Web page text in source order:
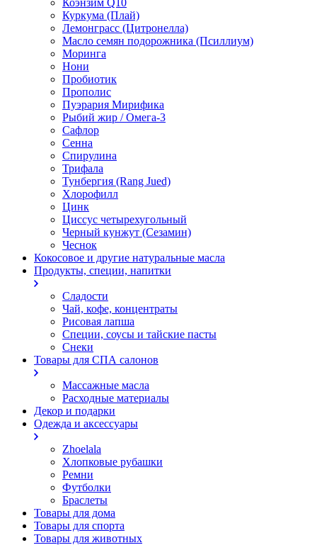
Коэнзим Q10
Куркума (Плай)
Лемонграсс (Цитронелла)
Масло семян подорожника (Псиллиум)
Моринга
Нони
Пробиотик
Прополис
Пуэрария Мирифика
Рыбий жир / Омега-3
Сафлор
Сенна
Спирулина
Трифала
Тунбергия (Rang Jued)
Хлорофилл
Цинк
Циссус четырехугольный
Черный кунжут (Сезамин)
Чеснок
Кокосовое и другие натуральные масла
Продукты, специи, напитки
Сладости
Чай, кофе, концентраты
Рисовая лапша
Специи, соусы и тайские пасты
Снеки
Товары для СПА салонов
Массажные масла
Расходные материалы
Декор и подарки
Одежда и аксессуары
Zhoelala
Хлопковые рубашки
Ремни
Футболки
Браслеты
Товары для дома
Товары для спорта
Товары для животных